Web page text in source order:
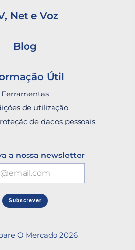
Net e Voz
Blog
Útil
Ferramentas
de utilização
de dados pessoais
a nossa newsletter
Subscrever
O Mercado 2026